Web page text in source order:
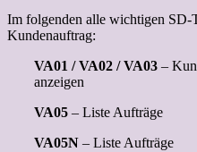
Im folgenden alle wichtigen SD-
Kundenauftrag:
VA01 / VA02 / VA03 –
anzeigen
VA05 – Liste Aufträge
VA05N – Liste Aufträge